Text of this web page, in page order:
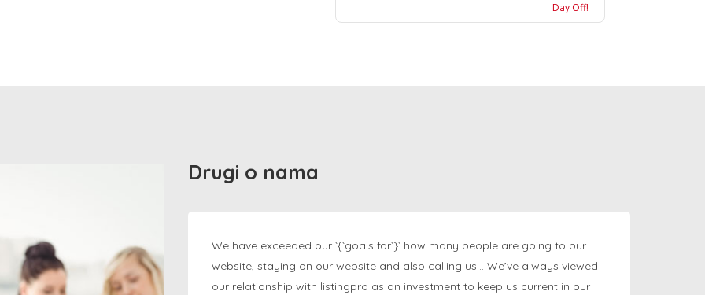
Day Off!
Drugi o nama
We have exceeded our `{`goals for`}` how many people are going to our
website, staying on our website and also calling us… We’ve always viewed
our relationship with listingpro as an investment to keep us current in our